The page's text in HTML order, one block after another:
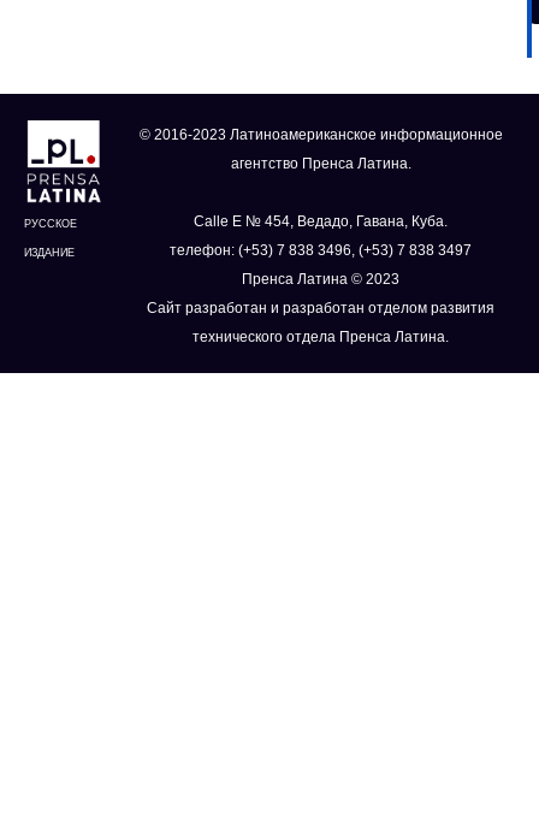
РУССКОЕ
ИЗДАНИЕ
© 2016-2023 Латиноамериканское информационное
агентство Пренса Латина.
Calle E № 454, Ведадо, Гавана, Куба.
телефон: (+53) 7 838 3496, (+53) 7 838 3497
Пренса Латина © 2023
Сайт разработан и разработан отделом развития
технического отдела Пренса Латина.